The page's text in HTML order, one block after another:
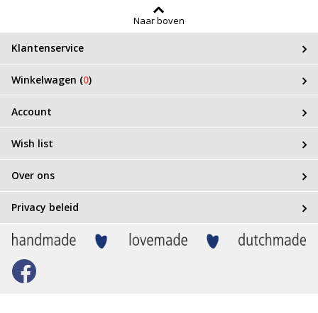
Naar boven
Klantenservice
Winkelwagen (0)
Account
Wish list
Over ons
Privacy beleid